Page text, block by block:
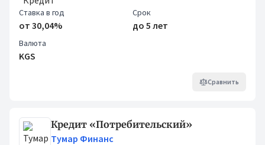
Ставка в год
от 30,04%
Срок
до 5 лет
Валюта
KGS
Сравнить
Кредит «Потребительский»
Тумар Финанс